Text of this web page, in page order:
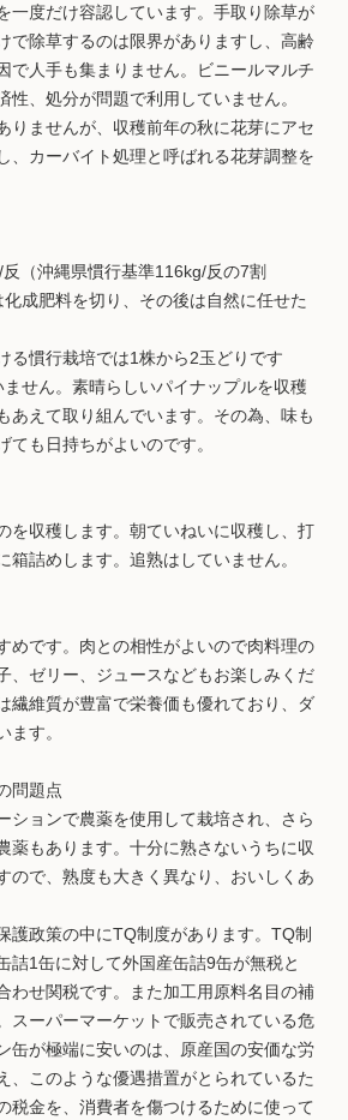
一度だけ容認しています。手取り除草が
で除草するのは限界がありますし、高齢
で人手も集まりません。ビニールマルチ
性、処分が問題で利用していません。
りませんが、収穫前年の秋に花芽にアセ
、カーバイト処理と呼ばれる花芽調整を
（沖縄県慣行基準116kg/反の7割
成肥料を切り、その後は自然に任せた
る慣行栽培では1株から2玉どりです
せん。素晴らしいパイナップルを収穫
あえて取り組んでいます。その為、味も
ても日持ちがよいのです。
を収穫します。朝ていねいに収穫し、打
箱詰めします。追熟はしていません。
めです。肉との相性がよいので肉料理の
、ゼリー、ジュースなどもお楽しみくだ
繊維質が豊富で栄養価も優れており、ダ
ます。
問題点
ョンで農薬を使用して栽培され、さら
薬もあります。十分に熟さないうちに収
ので、熟度も大きく異なり、おいしくあ
政策の中にTQ制度があります。TQ制
詰1缶に対して外国産缶詰9缶が無税と
わせ関税です。また加工用原料名目の補
スーパーマーケットで販売されている危
缶が極端に安いのは、原産国の安価な労
、このような優遇措置がとられているた
税金を、消費者を傷つけるために使って